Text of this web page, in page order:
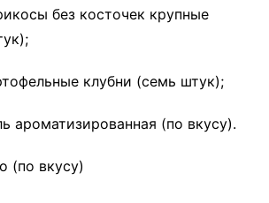
без косточек крупные
клубни (семь штук);
ароматизированная (по вкусу).
(по вкусу)